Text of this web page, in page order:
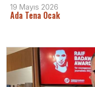
19 Mayıs 2026
Ada Tena Ocak